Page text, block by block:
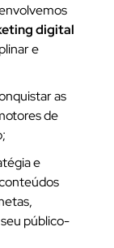
digital
e
as
de
e
público-